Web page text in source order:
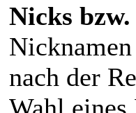
Nicks
nach der
Wahl